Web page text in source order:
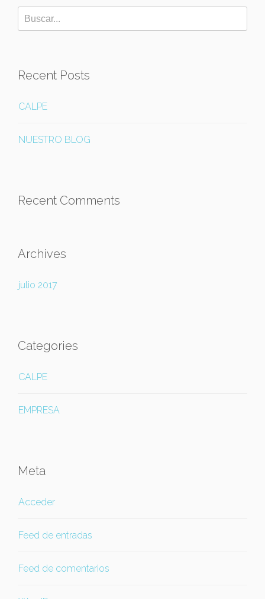
Recent Posts
CALPE
NUESTRO BLOG
Recent Comments
Archives
julio 2017
Categories
CALPE
EMPRESA
Meta
Acceder
Feed de entradas
Feed de comentarios